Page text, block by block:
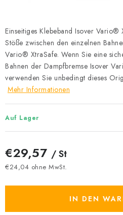
Einseitiges Klebeband Isover Vario®
Stöße zwischen den einzelnen
Vario® XtraSafe. Wenn Sie eine
Bahnen der Dampfbremse Isover
verwenden Sie unbedingt dieses
Mehr Informationen
Auf Lager
€29,57 / St
€24,04 ohne MwSt.
IN DEN